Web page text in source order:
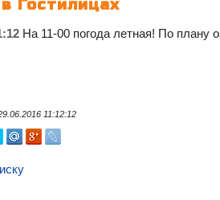
Гостилицах
На 11-00 погода летная! По плану
11:12:12